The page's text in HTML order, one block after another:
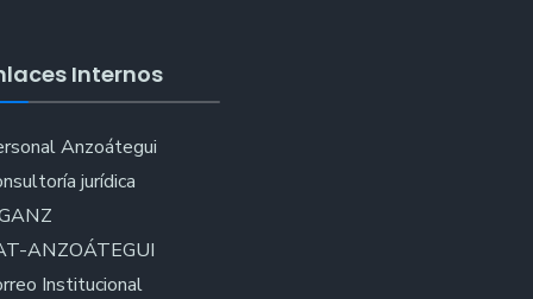
Internos
Anzoátegui
jurídica
ANZOÁTEGUI
Institucional